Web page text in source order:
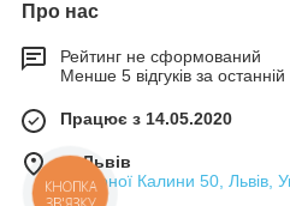
Про нас
Рейтинг не сформований
Менше 5 відгуків за останній
Працює з 14.05.2020
м. Львів
Червоної Калини 50, Львів,
КНОПКА
ЗВ'ЯЗКУ